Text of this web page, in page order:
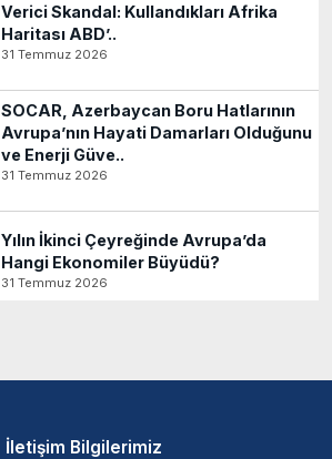
Verici Skandal: Kullandıkları Afrika
Haritası ABD’..
31 Temmuz 2026
SOCAR, Azerbaycan Boru Hatlarının
Avrupa’nın Hayati Damarları Olduğunu
ve Enerji Güve..
31 Temmuz 2026
Yılın İkinci Çeyreğinde Avrupa’da
Hangi Ekonomiler Büyüdü?
31 Temmuz 2026
İletişim Bilgilerimiz